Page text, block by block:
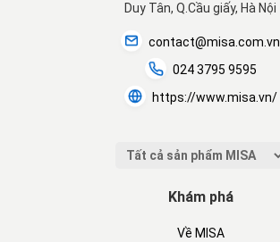
Duy Tân, Q.Cầu giấy, Hà Nội
contact@misa.com.vn
024 3795 9595
https://www.misa.vn/
Khám phá
Về MISA